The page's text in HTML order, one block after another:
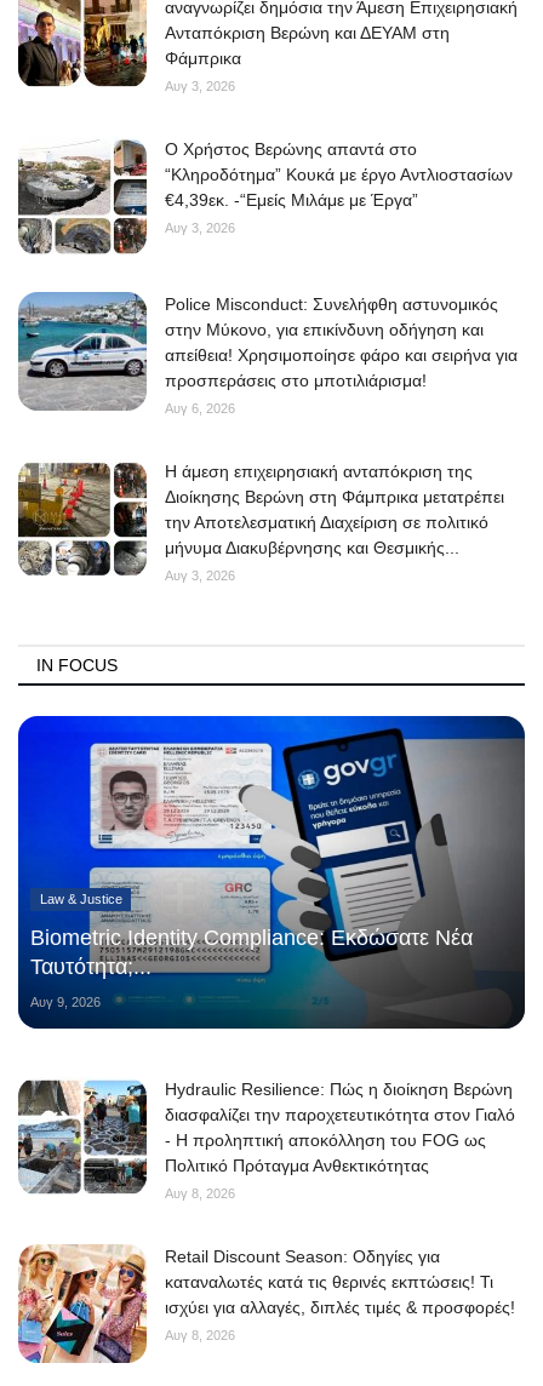
αναγνωρίζει δημόσια την Άμεση Επιχειρησιακή
Ανταπόκριση Βερώνη και ΔΕΥΑΜ στη
Φάμπρικα
Αυγ 3, 2026
O Χρήστος Βερώνης απαντά στο
“Κληροδότημα” Κουκά με έργο Αντλιοστασίων
€4,39εκ. -“Εμείς Μιλάμε με Έργα”
Αυγ 3, 2026
Police Misconduct: Συνελήφθη αστυνομικός
στην Μύκονο, για επικίνδυνη οδήγηση και
απείθεια! Χρησιμοποίησε φάρο και σειρήνα για
προσπεράσεις στο μποτιλιάρισμα!
Αυγ 6, 2026
Η άμεση επιχειρησιακή ανταπόκριση της
Διοίκησης Βερώνη στη Φάμπρικα μετατρέπει
την Αποτελεσματική Διαχείριση σε πολιτικό
μήνυμα Διακυβέρνησης και Θεσμικής...
Αυγ 3, 2026
IN FOCUS
Law & Justice
Biometric Identity Compliance: Εκδώσατε Νέα
Ταυτότητα;...
Αυγ 9, 2026
Hydraulic Resilience: Πώς η διοίκηση Βερώνη
διασφαλίζει την παροχετευτικότητα στον Γιαλό
- Η προληπτική αποκόλληση του FOG ως
Πολιτικό Πρόταγμα Ανθεκτικότητας
Αυγ 8, 2026
Retail Discount Season: Οδηγίες για
καταναλωτές κατά τις θερινές εκπτώσεις! Τι
ισχύει για αλλαγές, διπλές τιμές & προσφορές!
Αυγ 8, 2026